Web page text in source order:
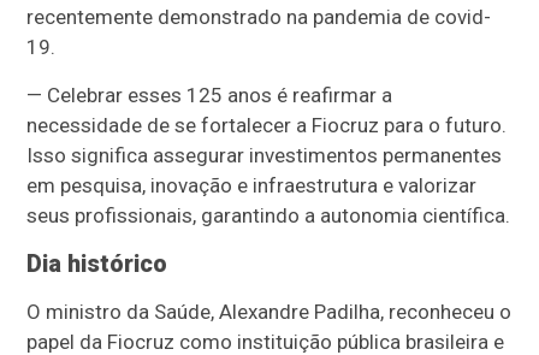
recentemente demonstrado na pandemia de covid-
19.
— Celebrar esses 125 anos é reafirmar a
necessidade de se fortalecer a Fiocruz para o futuro.
Isso significa assegurar investimentos permanentes
em pesquisa, inovação e infraestrutura e valorizar
seus profissionais, garantindo a autonomia científica.
Dia histórico
O ministro da Saúde, Alexandre Padilha, reconheceu o
papel da Fiocruz como instituição pública brasileira e